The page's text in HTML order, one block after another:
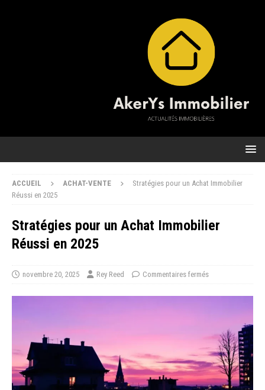
ACCUEIL ACHAT-VENTE
Stratégies pour un Achat Immobilier
Réussi en 2025
Stratégies pour un Achat Immobilier
Réussi en 2025
novembre 20, 2025 Rey Reed Commentaires fermés